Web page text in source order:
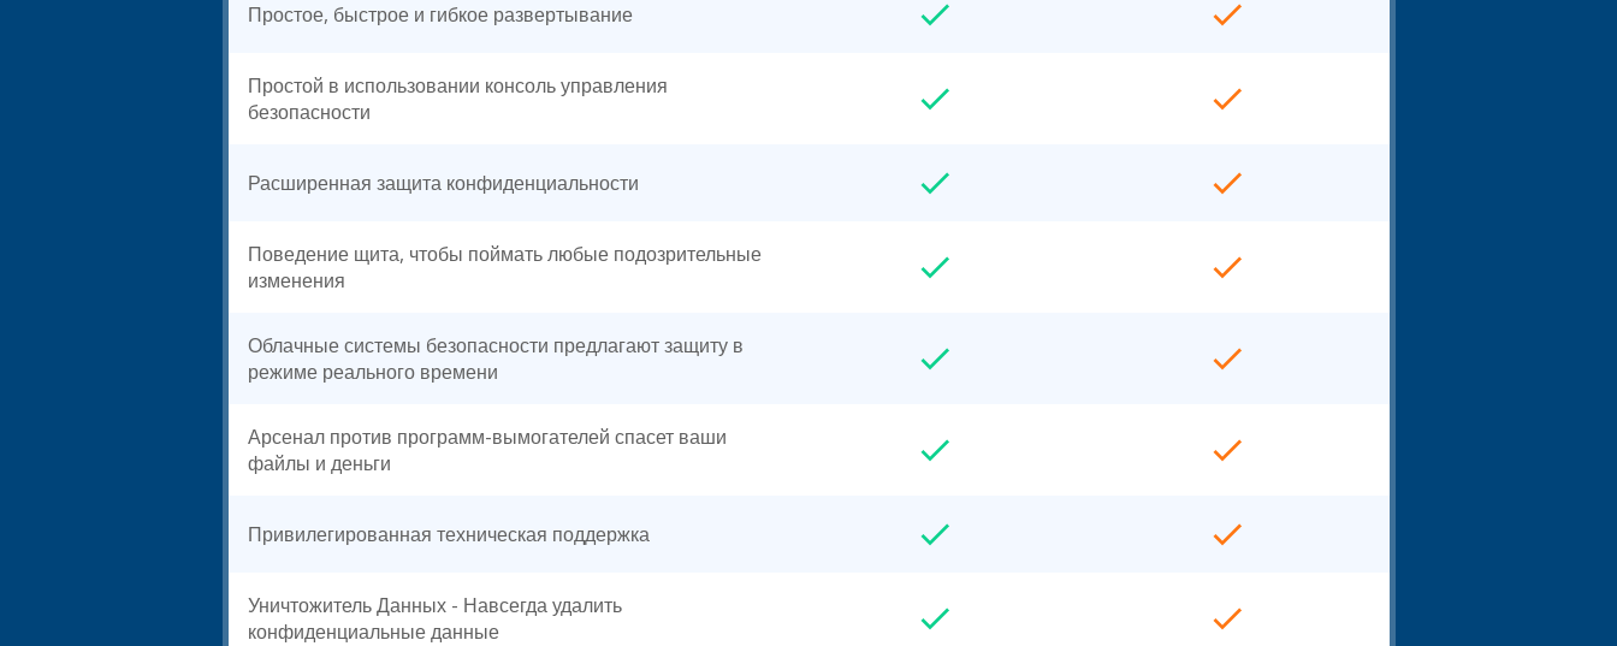
Простое, быстрое и гибкое развертывание
Простой в использовании консоль управления
безопасности
Расширенная защита конфиденциальности
Поведение щита, чтобы поймать любые подозрительные
изменения
Облачные системы безопасности предлагают защиту в
режиме реального времени
Арсенал против программ-вымогателей спасет ваши
файлы и деньги
Привилегированная техническая поддержка
Уничтожитель Данных - Навсегда удалить
конфиденциальные данные